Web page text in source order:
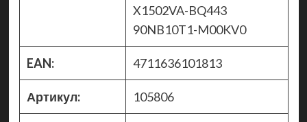
X1502VA-BQ443
90NB10T1-M00KV0
EAN: 4711636101813
Артикул: 105806